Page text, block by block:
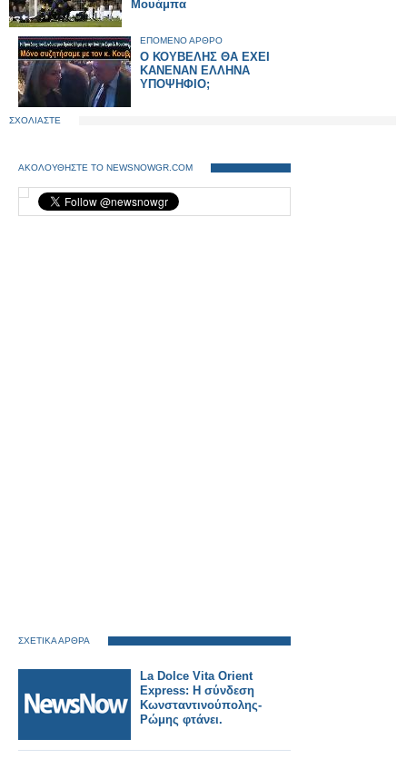
Μουάμπα
ΕΠΟΜΕΝΟ ΑΡΘΡΟ
Ο ΚΟΥΒΕΛΗΣ ΘΑ ΕΧΕΙ
ΚΑΝΕΝΑΝ ΕΛΛΗΝΑ
ΥΠΟΨΗΦΙΟ;
ΣΧΟΛΙΑΣΤΕ
ΑΚΟΛΟΥΘΗΣΤΕ ΤΟ NEWSNOWGR.COM
ΣΧΕΤΙΚΑ ΑΡΘΡΑ
La Dolce Vita Orient
Express: Η σύνδεση
Κωνσταντινούπολης-
Ρώμης φτάνει.